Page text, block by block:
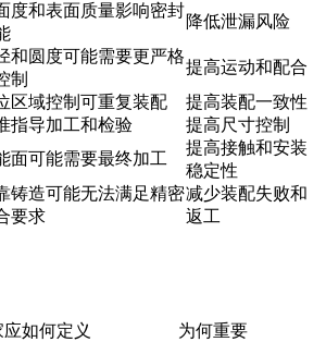
度和表面质量影响密封
降低泄漏风险
和圆度可能需要更严格
制
提高运动和配合
区域控制可重复装配
提高装配一致性
指导加工和检验
提高尺寸控制
面可能需要最终加工
提高接触和安装
稳定性
铸造可能无法满足精密
要求
减少装配失败和
返工
如何定义
为何重要